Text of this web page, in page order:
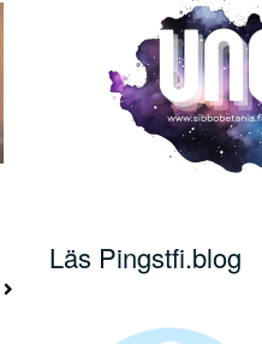
Läs Pingstfi.blog